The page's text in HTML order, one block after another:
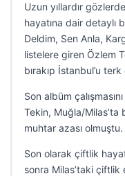
Uzun yıllardır
hayatına dair detaylı
Deldim, Sen Anla,
listelere giren Özlem
bırakıp İstanbul’u
Son albüm
Tekin, Muğla/
muhtar azası olmuştu.
Son olarak çiftlik
sonra Milas’taki çiftlik